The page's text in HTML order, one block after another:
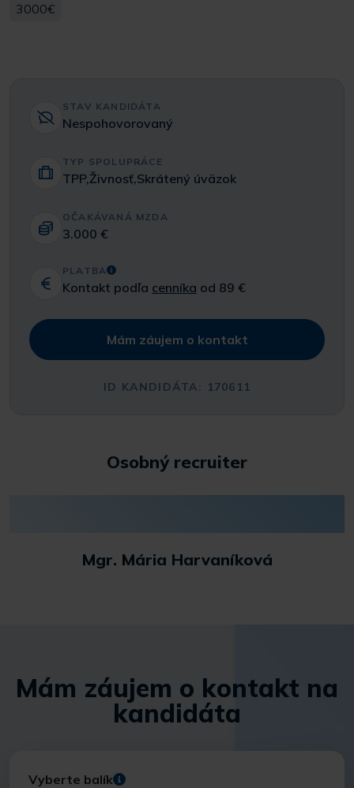
3000€
STAV KANDIDÁTA
Nespohovorovaný
TYP SPOLUPRÁCE
TPP,Živnosť,Skrátený úväzok
OČAKÁVANÁ MZDA
3.000 €
PLATBA
Kontakt podľa cenníka od 89 €
Mám záujem o kontakt
ID KANDIDÁTA: 170611
Osobný recruiter
Mgr. Mária Harvaníková
Mám záujem o kontakt na
kandidáta
Vyberte balík